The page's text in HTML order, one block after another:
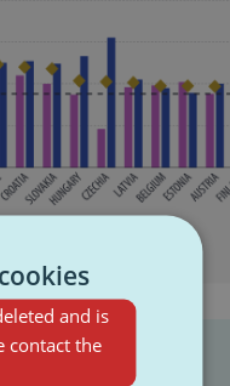
and is
contact the